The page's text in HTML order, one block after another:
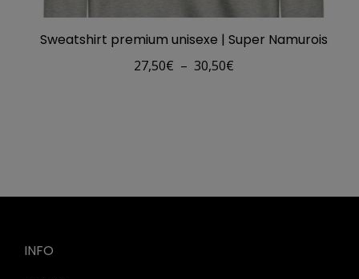
Sweatshirt premium unisexe | Super Namurois
27,50€ – 30,50€Plage
INFO